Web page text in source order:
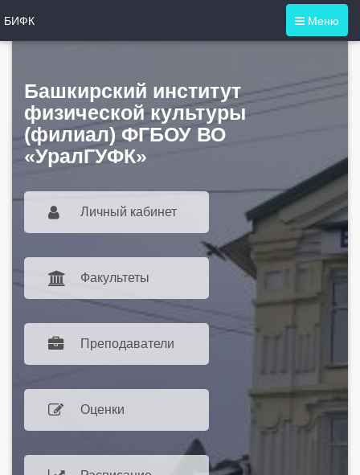
Меню
БИФК
Башкирский институт
физической культуры
(филиал) ФГБОУ ВО
«УралГУФК»
Личный кабинет
Факультеты
Преподаватели
Оценки